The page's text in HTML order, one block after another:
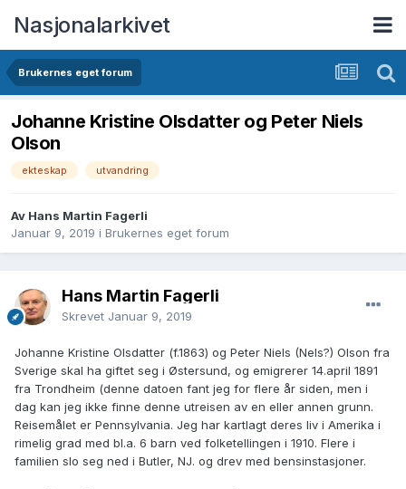
Nasjonalarkivet
Brukernes eget forum
Johanne Kristine Olsdatter og Peter Niels
Olson
ekteskap utvandring
Av Hans Martin Fagerli
Januar 9, 2019 i Brukernes eget forum
Hans Martin Fagerli
Skrevet Januar 9, 2019
Johanne Kristine Olsdatter (f.1863) og Peter Niels (Nels?) Olson fra
Sverige skal ha giftet seg i Østersund, og emigrerer 14.april 1891
fra Trondheim (denne datoen fant jeg for flere år siden, men i
dag kan jeg ikke finne denne utreisen av en eller annen grunn.
Reisemålet er Pennsylvania. Jeg har kartlagt deres liv i Amerika i
rimelig grad med bl.a. 6 barn ved folketellingen i 1910. Flere i
familien slo seg ned i Butler, NJ. og drev med bensinstasjoner.